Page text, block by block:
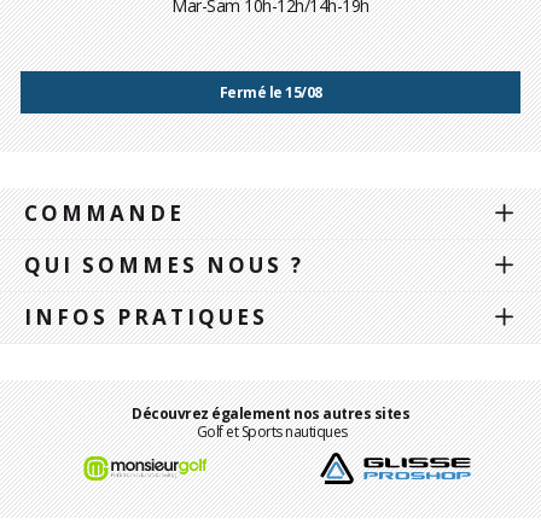
Mar-Sam 10h-12h/14h-19h
Fermé le 15/08
COMMANDE
QUI SOMMES NOUS ?
INFOS PRATIQUES
Découvrez également nos autres sites
Golf et Sports nautiques